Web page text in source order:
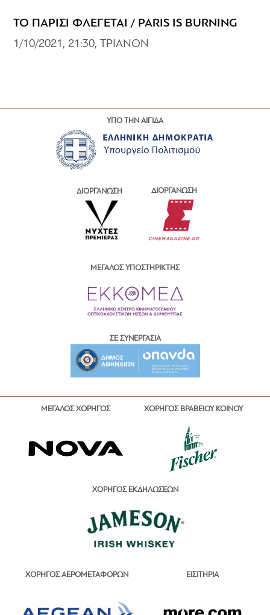
ΤΟ ΠΑΡΙΣΙ ΦΛΕΓΕΤΑΙ / PARIS IS BURNING
1/10/2021, 21:30, ΤΡΙΑΝΟΝ
ΥΠΟ ΤΗΝ ΑΙΓΙΔΑ
ΔΙΟΡΓΑΝΩΣΗ ΔΙΟΡΓΑΝΩΣΗ
ΜΕΓΑΛΟΣ ΥΠΟΣΤΗΡΙΚΤΗΣ
ΣΕ ΣΥΝΕΡΓΑΣΙΑ
ΜΕΓΑΛΟΣ ΧΟΡΗΓΟΣ ΧΟΡΗΓΟΣ ΒΡΑΒΕΙΟΥ ΚΟΙΝΟΥ
ΧΟΡΗΓΟΣ ΕΚΔΗΛΩΣΕΩΝ
ΧΟΡΗΓΟΣ ΑΕΡΟΜΕΤΑΦΟΡΩΝ ΕΙΣΙΤΗΡΙΑ